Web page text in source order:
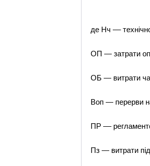
де Нч ––
ОП — затрати
ОБ — витрати
Воп — перерви
ПР ––
Пз — витрати